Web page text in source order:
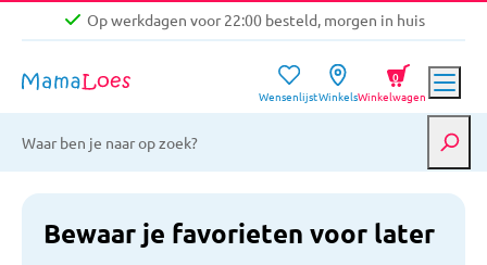
Op werkdagen voor 22:00 besteld, morgen in huis
Gratis verzending vanaf €39,-
Op werkdagen voor 22:00 besteld, morgen in huis
Niet goed, geld terug garantie
WensenlijstWinkelsWinkelwagen
0
Bewaar je favorieten voor later